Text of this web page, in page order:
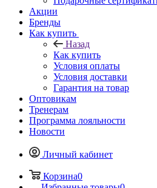
Акции
Бренды
Как купить
Назад
Как купить
Условия оплаты
Условия доставки
Гарантия на товар
Оптовикам
Тренерам
Программа лояльности
Новости
Личный кабинет
Корзина0